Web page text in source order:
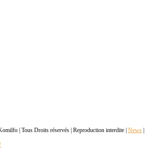
| Tous Droits réservés | Reproduction interdite | News